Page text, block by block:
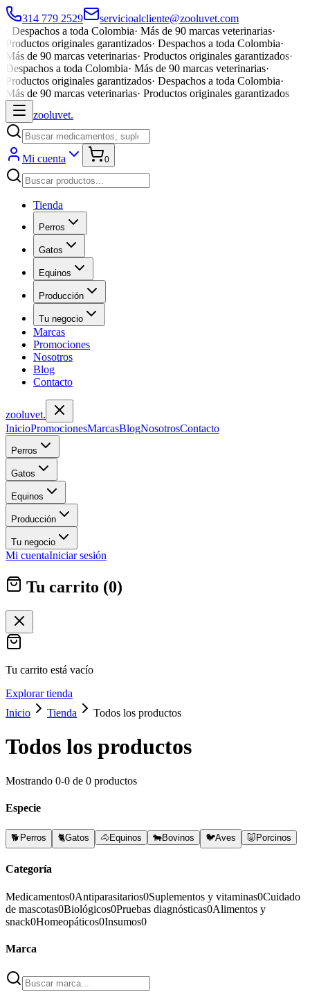
314 779 2529
servicioalcliente@zooluvet.com
Despachos a toda Colombia· Más de 90 marcas veterinarias·
Productos originales garantizados· Despachos a toda Colombia·
Más de 90 marcas veterinarias· Productos originales garantizados·
Despachos a toda Colombia· Más de 90 marcas veterinarias·
Productos originales garantizados· Despachos a toda Colombia·
Más de 90 marcas veterinarias· Productos originales garantizados
zooluvet.
Mi cuenta 0
Tienda
Perros
Gatos
Equinos
Producción
Tu negocio
Marcas
Promociones
Nosotros
Blog
Contacto
zooluvet.
InicioPromocionesMarcasBlogNosotrosContacto
Perros
Gatos
Equinos
Producción
Tu negocio
Mi cuentaIniciar sesión
Tu carrito (0)
Tu carrito está vacío
Explorar tienda
Inicio
Tienda Todos los productos
Todos los productos
Mostrando 0-0 de 0 productos
Especie
🐕 Perros 🐈Gatos 🐴Equinos 🐄Bovinos 🐦Aves 🐷 Porcinos
Categoría
Medicamentos0Antiparasitarios0Suplementos y vitaminas0Cuidado
de mascotas0Biológicos0Pruebas diagnósticas0Alimentos y
snack0Homeopáticos0Insumos0
Marca